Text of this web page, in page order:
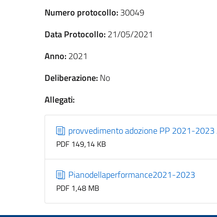
Numero protocollo:30049
Data Protocollo:21/05/2021
Anno:2021
Deliberazione:No
Allegati:
provvedimento adozione PP 2021-2023
PDF 149,14 KB
Pianodellaperformance2021-2023
PDF 1,48 MB